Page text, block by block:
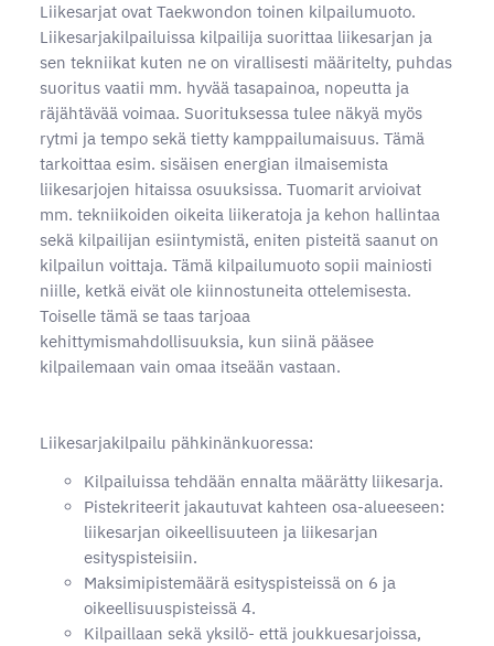
Liikesarjat ovat Taekwondon toinen kilpailumuoto.
Liikesarjakilpailuissa kilpailija suorittaa liikesarjan ja
sen tekniikat kuten ne on virallisesti määritelty, puhdas
suoritus vaatii mm. hyvää tasapainoa, nopeutta ja
räjähtävää voimaa. Suorituksessa tulee näkyä myös
rytmi ja tempo sekä tietty kamppailumaisuus. Tämä
tarkoittaa esim. sisäisen energian ilmaisemista
liikesarjojen hitaissa osuuksissa. Tuomarit arvioivat
mm. tekniikoiden oikeita liikeratoja ja kehon hallintaa
sekä kilpailijan esiintymistä, eniten pisteitä saanut on
kilpailun voittaja. Tämä kilpailumuoto sopii mainiosti
niille, ketkä eivät ole kiinnostuneita ottelemisesta.
Toiselle tämä se taas tarjoaa
kehittymismahdollisuuksia, kun siinä pääsee
kilpailemaan vain omaa itseään vastaan.
Liikesarjakilpailu pähkinänkuoressa:
Kilpailuissa tehdään ennalta määrätty liikesarja.
Pistekriteerit jakautuvat kahteen osa-alueeseen:
liikesarjan oikeellisuuteen ja liikesarjan
esityspisteisiin.
Maksimipistemäärä esityspisteissä on 6 ja
oikeellisuuspisteissä 4.
Kilpaillaan sekä yksilö- että joukkuesarjoissa,